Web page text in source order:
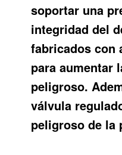
soportar una
integridad del
fabricados con
para aumentar
peligroso.
válvula
peligroso de la